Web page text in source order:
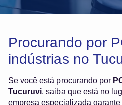
Procurando por
indústrias no
Se você está procurando por
Tucuruvi, saiba que está no
empresa especializada